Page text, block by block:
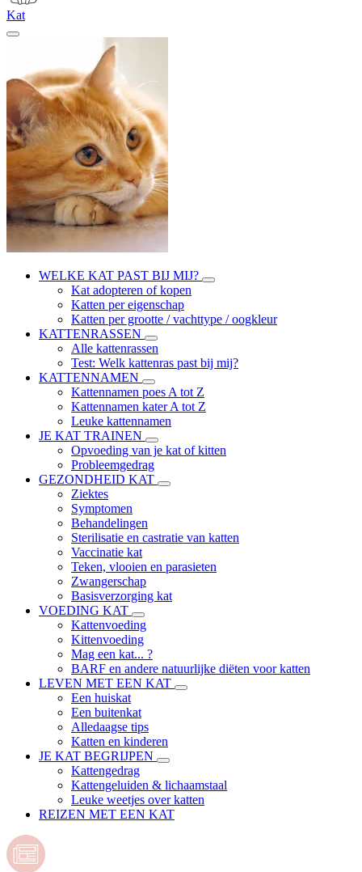
Kat
WELKE KAT PAST BIJ MIJ?
Kat adopteren of kopen
Katten per eigenschap
Katten per grootte / vachttype / oogkleur
KATTENRASSEN
Alle kattenrassen
Test: Welk kattenras past bij mij?
KATTENNAMEN
Kattennamen poes A tot Z
Kattennamen kater A tot Z
Leuke kattennamen
JE KAT TRAINEN
Opvoeding van je kat of kitten
Probleemgedrag
GEZONDHEID KAT
Ziektes
Symptomen
Behandelingen
Sterilisatie en castratie van katten
Vaccinatie kat
Teken, vlooien en parasieten
Zwangerschap
Basisverzorging kat
VOEDING KAT
Kattenvoeding
Kittenvoeding
Mag een kat... ?
BARF en andere natuurlijke diëten voor katten
LEVEN MET EEN KAT
Een huiskat
Een buitenkat
Alledaagse tips
Katten en kinderen
JE KAT BEGRIJPEN
Kattengedrag
Kattengeluiden & lichaamstaal
Leuke weetjes over katten
REIZEN MET EEN KAT